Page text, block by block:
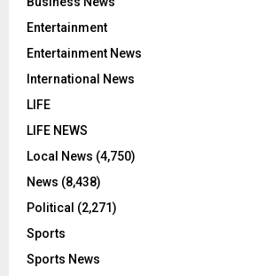
Entertainment
Entertainment News
International News
LIFE
LIFE NEWS
Local News (4,750)
News (8,438)
Political (2,271)
Sports
Sports News